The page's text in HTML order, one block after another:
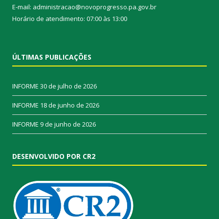
E-mail: administracao@novoprogresso.pa.gov.br
Horário de atendimento: 07:00 às 13:00
ÚLTIMAS PUBLICAÇÕES
INFORME 30 de julho de 2026
INFORME 18 de junho de 2026
INFORME 9 de junho de 2026
DESENVOLVIDO POR CR2